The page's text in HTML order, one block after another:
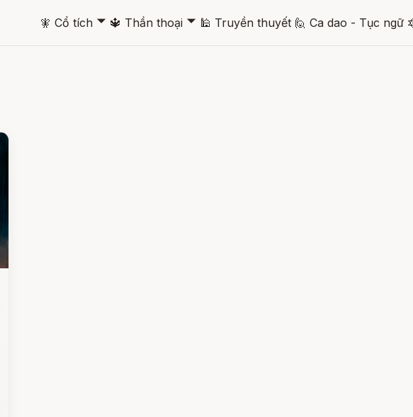
🧚 Cổ tích 🞃 🔱 Thần thoại 🞃 🕌 Truyền thuyết 🙋 Ca dao - Tục ngữ